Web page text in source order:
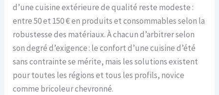
d’une cuisine extérieure de qualité reste modeste :
entre 50 et 150 € en produits et consommables selon la
robustesse des matériaux. À chacun d’arbitrer selon
son degré d’exigence : le confort d’une cuisine d’été
sans contrainte se mérite, mais les solutions existent
pour toutes les régions et tous les profils, novice
comme bricoleur chevronné.